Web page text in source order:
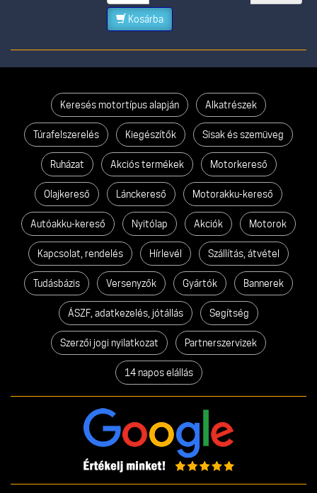
Kosárba
Keresés motortípus alapján Alkatrészek
Túrafelszerelés Kiegészítők Sisak és szemüveg
Ruházat Akciós termékek Motorkereső
Olajkereső Lánckereső Motorakku-kereső
Autóakku-kereső Nyitólap Akciók Motorok
Kapcsolat, rendelés Hírlevél Szállítás, átvétel
Tudásbázis Versenyzők Gyártók Bannerek
ÁSZF, adatkezelés, jótállás Segítség
Szerzői jogi nyilatkozat Partnerszervizek
14 napos elállás